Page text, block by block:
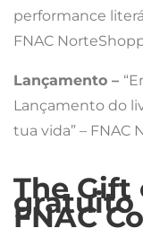
performance
FNAC
Lançamento –
Lançamento do
tua vida” – FNAC
The Gift
gratuito
FNAC